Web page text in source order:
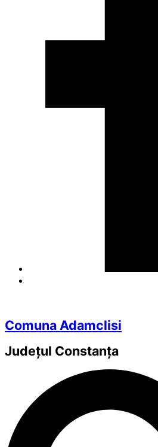
Comuna Adamclisi
Județul Constanța